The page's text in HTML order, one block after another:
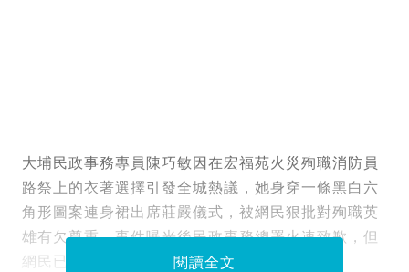
大埔民政事務專員陳巧敏因在宏福苑火災殉職消防員
路祭上的衣著選擇引發全城熱議，她身穿一條黑白六
角形圖案連身裙出席莊嚴儀式，被網民狠批對殉職英
雄有欠尊重。事件曝光後民政事務總署火速致歉，但
網民已開始深挖這條裙的來歷⋯⋯
閱讀全文